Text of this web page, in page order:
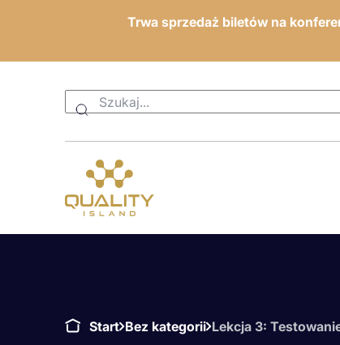
Trwa sprzedaż biletów na
Start Bez kategorii Lekcja 3: